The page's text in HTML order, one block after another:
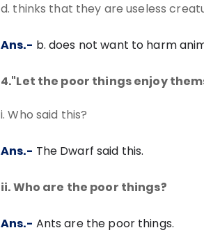
d. thinks that they are useless
Ans.- b. does not want to harm
4."Let the poor things enjoy
i. Who said this?
Ans.- The Dwarf said this.
ii. Who are the poor things?
Ans.- Ants are the poor things.